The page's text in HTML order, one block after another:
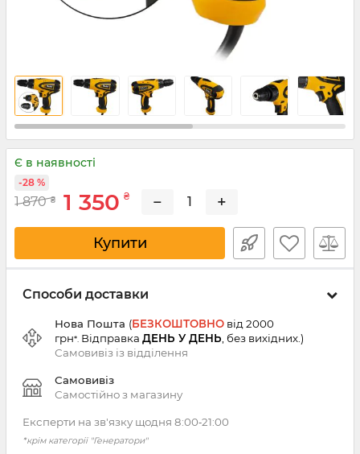
Є в наявності
1 870 ₴ 1 350 ₴
-28 %
− +
Купити
Способи доставки
Нова Пошта (БЕЗКОШТОВНО від 2000
грн*. Відправка ДЕНЬ У ДЕНЬ , без вихідних.)
Самовивіз із відділення
Самовивіз
Самостійно з магазину
Експерти на зв'язку щодня 8:00‑21:00
*крім категорії "Генератори"